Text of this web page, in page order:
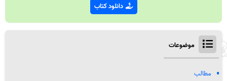
دانلود کتاب
موضوعات
مطالب